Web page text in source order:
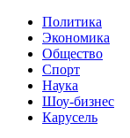
Политика
Экономика
Общество
Спорт
Наука
Шоу-бизнес
Карусель